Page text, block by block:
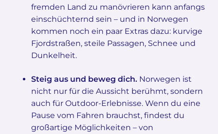
fremden Land zu manövrieren kann anfangs
einschüchternd sein – und in Norwegen
kommen noch ein paar Extras dazu: kurvige
Fjordstraßen, steile Passagen, Schnee und
Dunkelheit.
Steig aus und beweg dich. Norwegen ist
nicht nur für die Aussicht berühmt, sondern
auch für Outdoor-Erlebnisse. Wenn du eine
Pause vom Fahren brauchst, findest du
großartige Möglichkeiten – von